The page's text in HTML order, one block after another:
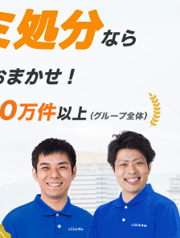
処分なら
まかせ！